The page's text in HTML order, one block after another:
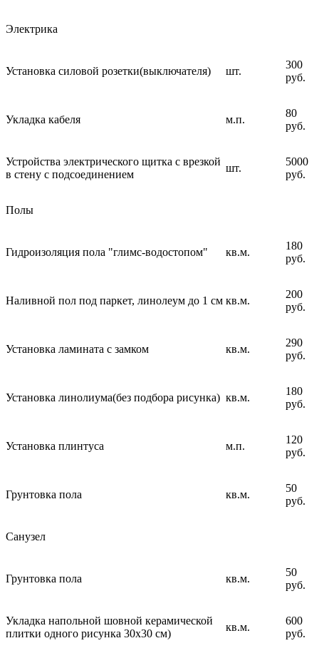
Электрика
Установка силовой розетки(выключателя) шт.
300
руб.
Укладка кабеля м.п.
80
руб.
Устройства электрического щитка с врезкой
в стену с подсоединением
шт.
5000
руб.
Полы
Гидроизоляция пола "глимс-водостопом" кв.м.
180
руб.
Наливной пол под паркет, линолеум до 1 см кв.м.
200
руб.
Установка ламината с замком кв.м.
290
руб.
Установка линолиума(без подбора рисунка) кв.м.
180
руб.
Установка плинтуса м.п.
120
руб.
Грунтовка пола кв.м.
50
руб.
Санузел
Грунтовка пола кв.м.
50
руб.
Укладка напольной шовной керамической
плитки одного рисунка 30х30 см)
кв.м.
600
руб.